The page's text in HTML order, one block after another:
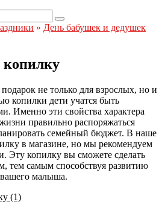
» День бабушек и дедушек
копилку
не только для взрослых, но и
копилки дети учатся быть
Именно эти свойства характера
правильно распоряжаться
семейный бюджет. В наше
в магазине, но мы рекомендуем
Эту копилку вы сможете сделать
тем самым способствуя развитию
вашего малыша.